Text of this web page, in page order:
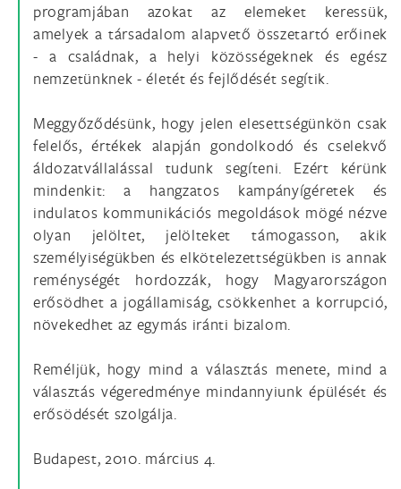
programjában azokat az elemeket keressük,
amelyek a társadalom alapvető összetartó erőinek
- a családnak, a helyi közösségeknek és egész
nemzetünknek - életét és fejlődését segítik.
Meggyőződésünk, hogy jelen elesettségünkön csak
felelős, értékek alapján gondolkodó és cselekvő
áldozatvállalással tudunk segíteni. Ezért kérünk
mindenkit: a hangzatos kampányígéretek és
indulatos kommunikációs megoldások mögé nézve
olyan jelöltet, jelölteket támogasson, akik
személyiségükben és elkötelezettségükben is annak
reménységét hordozzák, hogy Magyarországon
erősödhet a jogállamiság, csökkenhet a korrupció,
növekedhet az egymás iránti bizalom.
Reméljük, hogy mind a választás menete, mind a
választás végeredménye mindannyiunk épülését és
erősödését szolgálja.
Budapest, 2010. március 4.